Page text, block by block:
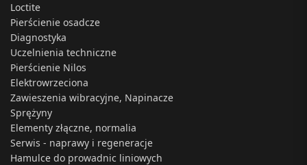
Loctite
Pierścienie osadcze
Diagnostyka
Uczelnienia techniczne
Pierścienie Nilos
Elektrowrzeciona
Zawieszenia wibracyjne, Napinacze
Sprężyny
Elementy złączne, normalia
Serwis - naprawy i regeneracje
Hamulce do prowadnic liniowych